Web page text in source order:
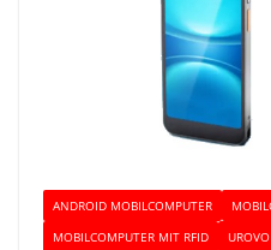
ANDROID MOBILCOMPUTER
MOBILCOMPUTER MIT RFID
UROVO